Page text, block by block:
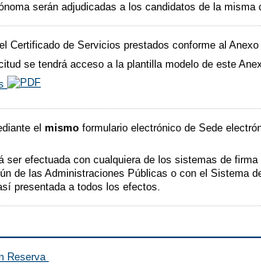
serán adjudicadas a los candidatos de la
Certificado de Servicios prestados conforme al
se tendrá acceso a la plantilla modelo de este
elmismo formulario electrónico de Sede
ser efectuada con cualquiera de los sistemas de
de las Administraciones Públicas o con el Sistema
presentada a todos los efectos.
Reserva